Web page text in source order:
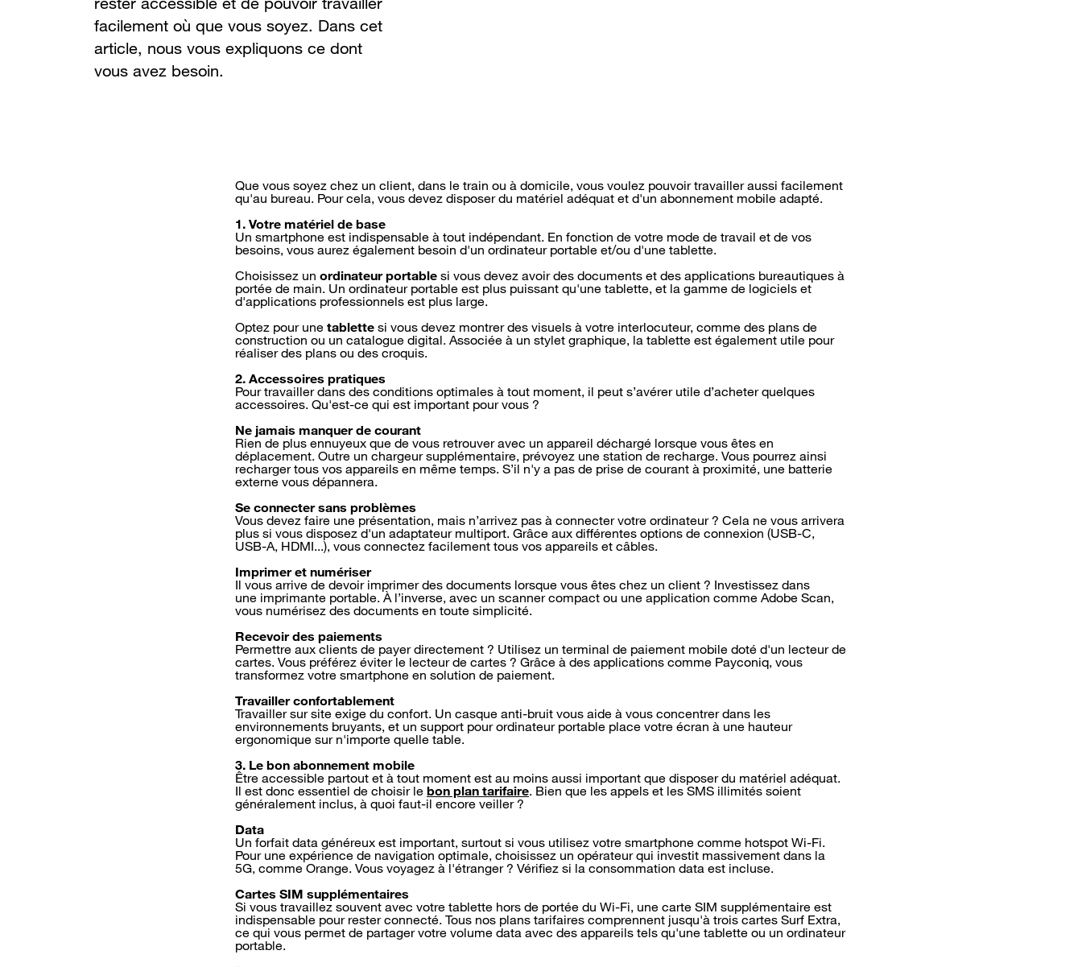
facilement où que vous soyez. Dans cet
article, nous vous expliquons ce dont
vous avez besoin.
Que vous soyez chez un client, dans le train ou à domicile, vous voulez pouvoir travailler aussi facilement
qu'au bureau. Pour cela, vous devez disposer du matériel adéquat et d'un abonnement mobile adapté.
1. Votre matériel de base
Un smartphone est indispensable à tout indépendant. En fonction de votre mode de travail et de vos
besoins, vous aurez également besoin d'un ordinateur portable et/ou d'une tablette.
Choisissez un ordinateur portable si vous devez avoir des documents et des applications bureautiques à
portée de main. Un ordinateur portable est plus puissant qu'une tablette, et la gamme de logiciels et
d'applications professionnels est plus large.
Optez pour une tablette si vous devez montrer des visuels à votre interlocuteur, comme des plans de
construction ou un catalogue digital. Associée à un stylet graphique, la tablette est également utile pour
réaliser des plans ou des croquis.
2. Accessoires pratiques
Pour travailler dans des conditions optimales à tout moment, il peut s’avérer utile d’acheter quelques
accessoires. Qu'est-ce qui est important pour vous ?
Ne jamais manquer de courant
Rien de plus ennuyeux que de vous retrouver avec un appareil déchargé lorsque vous êtes en
déplacement. Outre un chargeur supplémentaire, prévoyez une station de recharge. Vous pourrez ainsi
recharger tous vos appareils en même temps. S’il n'y a pas de prise de courant à proximité, une batterie
externe vous dépannera.
Se connecter sans problèmes
Vous devez faire une présentation, mais n’arrivez pas à connecter votre ordinateur ? Cela ne vous arrivera
plus si vous disposez d'un adaptateur multiport. Grâce aux différentes options de connexion (USB-C,
USB-A, HDMI...), vous connectez facilement tous vos appareils et câbles.
Imprimer et numériser
Il vous arrive de devoir imprimer des documents lorsque vous êtes chez un client ? Investissez dans
une imprimante portable. À l’inverse, avec un scanner compact ou une application comme Adobe Scan,
vous numérisez des documents en toute simplicité.
Recevoir des paiements
Permettre aux clients de payer directement ? Utilisez un terminal de paiement mobile doté d'un lecteur de
cartes. Vous préférez éviter le lecteur de cartes ? Grâce à des applications comme Payconiq, vous
transformez votre smartphone en solution de paiement.
Travailler confortablement
Travailler sur site exige du confort. Un casque anti-bruit vous aide à vous concentrer dans les
environnements bruyants, et un support pour ordinateur portable place votre écran à une hauteur
ergonomique sur n'importe quelle table.
3. Le bon abonnement mobile
Être accessible partout et à tout moment est au moins aussi important que disposer du matériel adéquat.
Il est donc essentiel de choisir le bon plan tarifaire. Bien que les appels et les SMS illimités soient
généralement inclus, à quoi faut-il encore veiller ?
Data
Un forfait data généreux est important, surtout si vous utilisez votre smartphone comme hotspot Wi-Fi.
Pour une expérience de navigation optimale, choisissez un opérateur qui investit massivement dans la
5G, comme Orange. Vous voyagez à l'étranger ? Vérifiez si la consommation data est incluse.
Cartes SIM supplémentaires
Si vous travaillez souvent avec votre tablette hors de portée du Wi-Fi, une carte SIM supplémentaire est
indispensable pour rester connecté. Tous nos plans tarifaires comprennent jusqu'à trois cartes Surf Extra,
ce qui vous permet de partager votre volume data avec des appareils tels qu'une tablette ou un ordinateur
portable.